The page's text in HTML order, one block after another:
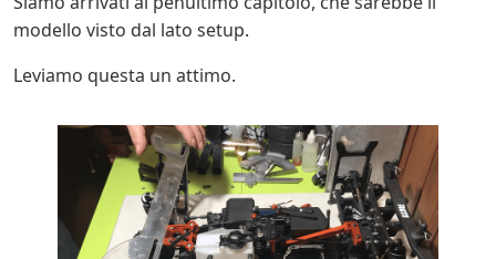
modello visto dal lato setup.
Leviamo questa un attimo.